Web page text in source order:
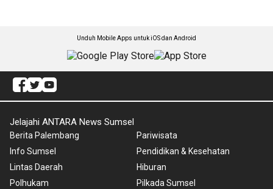
Unduh Mobile Apps untuk iOS dan Android
Jelajahi ANTARA News Sumsel
Berita Palembang
Info Sumsel
Lintas Daerah
Polhukam
Pariwisata
Pendidikan & Kesehatan
Hiburan
Pilkada Sumsel